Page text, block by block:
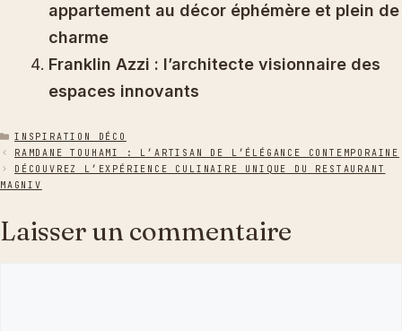
appartement au décor éphémère et plein de
charme
Franklin Azzi : l’architecte visionnaire des
espaces innovants
CATÉGORIES
INSPIRATION DÉCO
RAMDANE TOUHAMI : L’ARTISAN DE L’ÉLÉGANCE CONTEMPORAINE
DÉCOUVREZ L’EXPÉRIENCE CULINAIRE UNIQUE DU RESTAURANT
MAGNIV
Laisser un commentaire